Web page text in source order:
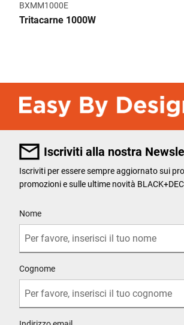
BXMM1000E
Tritacarne 1000W
Iscriviti alla nostra
Iscriviti per essere sempre aggiornato sui
promozioni e sulle ultime novità
Nome
Cognome